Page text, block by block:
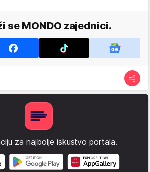
se MONDO zajednici.
za najbolje iskustvo portala.